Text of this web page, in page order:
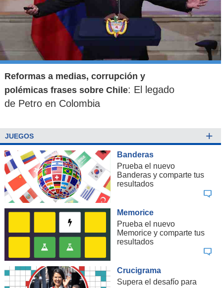
Reformas a medias, corrupción y
polémicas frases sobre Chile: El legado
de Petro en Colombia
JUEGOS +
Banderas
Prueba el nuevo
Banderas y comparte tus
resultados
Memorice
Prueba el nuevo
Memorice y comparte tus
resultados
Crucigrama
Supera el desafío para